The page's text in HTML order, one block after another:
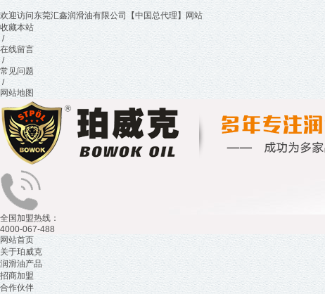
欢迎访问东莞汇鑫润滑油有限公司【中国总代理】网站
收藏本站
/
在线留言
/
常见问题
/
网站地图
全国加盟热线：
4000-067-488
网站首页
关于珀威克
润滑油产品
招商加盟
合作伙伴